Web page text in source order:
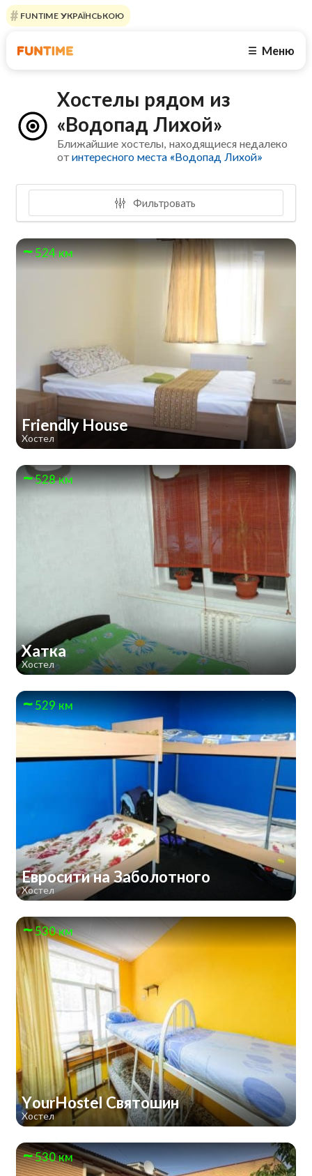
FUNTIME УКРАЇНСЬКОЮ
☰ Меню
Хостелы рядом из
«Водопад Лихой»
Ближайшие хостелы, находящиеся недалеко
отинтересного места «Водопад Лихой»
Фильтровать
524 км
Friendly House
Хостел
528 км
Хатка
Хостел
529 км
Евросити на Заболотного
Хостел
530 км
YourHostel Святошин
Хостел
530 км